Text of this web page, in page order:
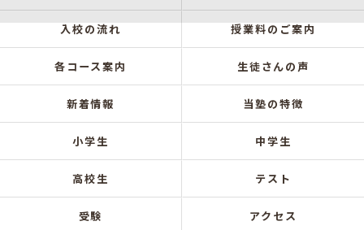
入校の流れ 授業料のご案内
各コース案内 生徒さんの声
新着情報 当塾の特徴
小学生 中学生
高校生 テスト
受験 アクセス